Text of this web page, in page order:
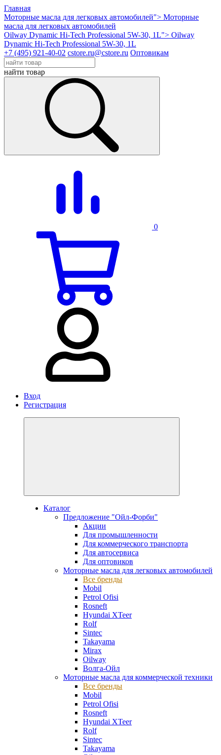
Главная
Моторные масла для легковых автомобилей"> Моторные
масла для легковых автомобилей
Oilway Dynamic Hi-Tech Professional 5W-30, 1L"> Oilway
Dynamic Hi-Tech Professional 5W-30, 1L
+7 (495) 921-40-02 cstore.ru@cstore.ru Оптовикам
найти товар
0
Вход
Регистрация
Каталог
Предложение "Ойл-Форби"
Акции
Для промышленности
Для коммерческого транспорта
Для автосервиса
Для оптовиков
Моторные масла для легковых автомобилей
Все бренды
Mobil
Petrol Ofisi
Rosneft
Hyundai XTeer
Rolf
Sintec
Takayama
Mirax
Oilway
Волга-Ойл
Моторные масла для коммерческой техники
Все бренды
Mobil
Petrol Ofisi
Rosneft
Hyundai XTeer
Rolf
Sintec
Takayama